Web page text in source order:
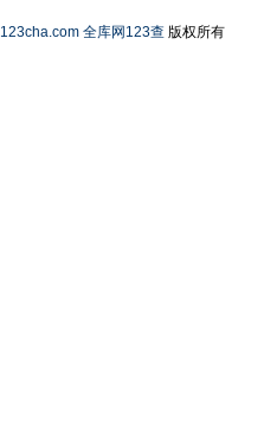
123cha.com 全库网123查版权所有